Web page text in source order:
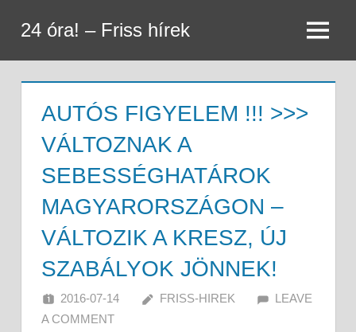
content
24 óra! – Friss hírek Menu
AUTÓS FIGYELEM !!! >>>
VÁLTOZNAK A
SEBESSÉGHATÁROK
MAGYARORSZÁGON –
VÁLTOZIK A KRESZ, ÚJ
SZABÁLYOK JÖNNEK!
2016-07-14 FRISS-HIREK
LEAVE
A COMMENT